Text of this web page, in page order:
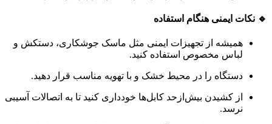
🔹 نکات ایمنی هنگام استفاده
همیشه از تجهیزات ایمنی مثل ماسک جوشکاری، دستکش و
لباس مخصوص استفاده کنید.
دستگاه را در محیط خشک و با تهویه مناسب قرار دهید.
از کشیدن بیش‌ازحد کابل‌ها خودداری کنید تا به اتصالات آسیبی
نرسد.